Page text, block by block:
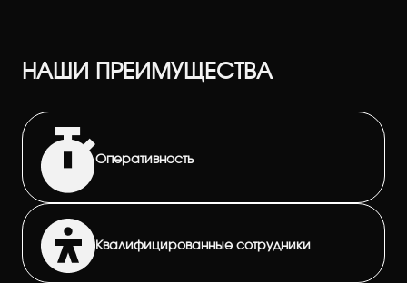
НАШИ ПРЕИМУЩЕСТВА
Оперативность
Квалифицированные сотрудники